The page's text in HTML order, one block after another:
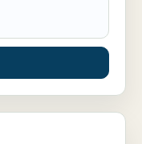
i Nacka,